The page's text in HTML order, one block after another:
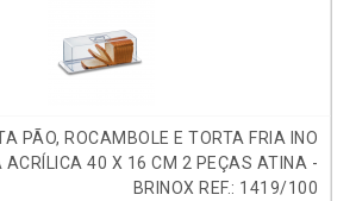
PÃO, ROCAMBOLE E TORTA FRIA INO
ACRÍLICA 40 X 16 CM 2 PEÇAS ATINA -
BRINOX REF.: 1419/100